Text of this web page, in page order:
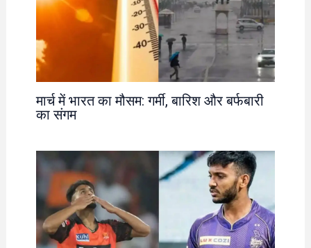
मार्च में भारत का मौसम: गर्मी, बारिश और बर्फबारी
का संगम